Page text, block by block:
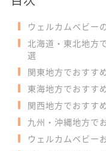
ウェルカムベビー
北海道・東北地方
選
関東地方でおすす
東海地方でおすす
関西地方でおすす
九州・沖縄地方で
ウェルカムベビー